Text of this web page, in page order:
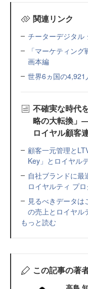
関連リンク
チーターデジタル
「マーケティン
画本編
世界6ヵ国の4,921
不確実な時代
略の大転換」
ロイヤル顧客
顧客一元管理と
Key」とロイヤル
自社ブランドに最
ロイヤルティ プ
見るべきデータ
の売上とロイヤル
もっと読む
この記事の著